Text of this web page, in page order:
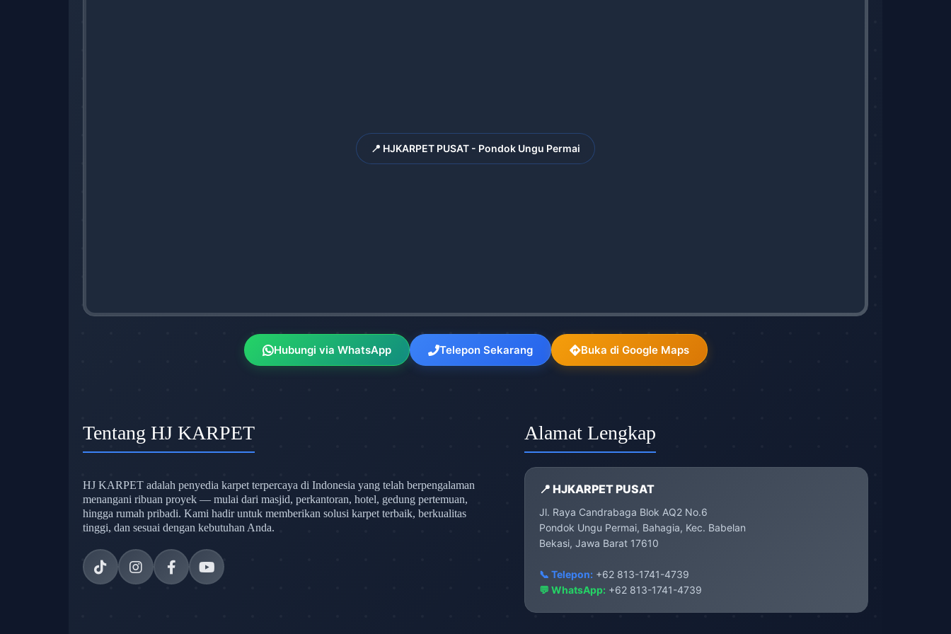
📍 HJKARPET PUSAT - Pondok Ungu Permai
Hubungi via WhatsApp Telepon Sekarang Buka di Google Maps
Tentang HJ KARPET
HJ KARPET adalah penyedia karpet terpercaya di Indonesia yang telah berpengalaman
menangani ribuan proyek — mulai dari masjid, perkantoran, hotel, gedung pertemuan,
hingga rumah pribadi. Kami hadir untuk memberikan solusi karpet terbaik, berkualitas
tinggi, dan sesuai dengan kebutuhan Anda.
Alamat Lengkap
📍 HJKARPET PUSAT
Jl. Raya Candrabaga Blok AQ2 No.6
Pondok Ungu Permai, Bahagia, Kec. Babelan
Bekasi, Jawa Barat 17610
📞 Telepon:+62 813-1741-4739
💬 WhatsApp: +62 813-1741-4739